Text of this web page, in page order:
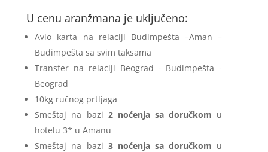
U cenu aranžmana je uključeno:
Avio karta na relaciji Budimpešta –Aman –
Budimpešta sa svim taksama
Transfer na relaciji Beograd - Budimpešta -
Beograd
10kg ručnog prtljaga
Smeštaj na bazi 2 noćenja sa doručkom u
hotelu 3* u Amanu
Smeštaj na bazi 3 noćenja sa doručkom u